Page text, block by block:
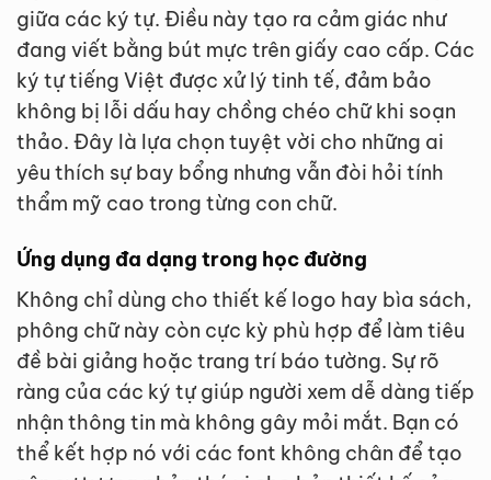
giữa các ký tự. Điều này tạo ra cảm giác như
đang viết bằng bút mực trên giấy cao cấp. Các
ký tự tiếng Việt được xử lý tinh tế, đảm bảo
không bị lỗi dấu hay chồng chéo chữ khi soạn
thảo. Đây là lựa chọn tuyệt vời cho những ai
yêu thích sự bay bổng nhưng vẫn đòi hỏi tính
thẩm mỹ cao trong từng con chữ.
Ứng dụng đa dạng trong học đường
Không chỉ dùng cho thiết kế logo hay bìa sách,
phông chữ này còn cực kỳ phù hợp để làm tiêu
đề bài giảng hoặc trang trí báo tường. Sự rõ
ràng của các ký tự giúp người xem dễ dàng tiếp
nhận thông tin mà không gây mỏi mắt. Bạn có
thể kết hợp nó với các font không chân để tạo